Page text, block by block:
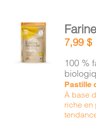
AJOUTER
AU
PANIER
/
7,99$
100 %
Pastille
À base
riche en